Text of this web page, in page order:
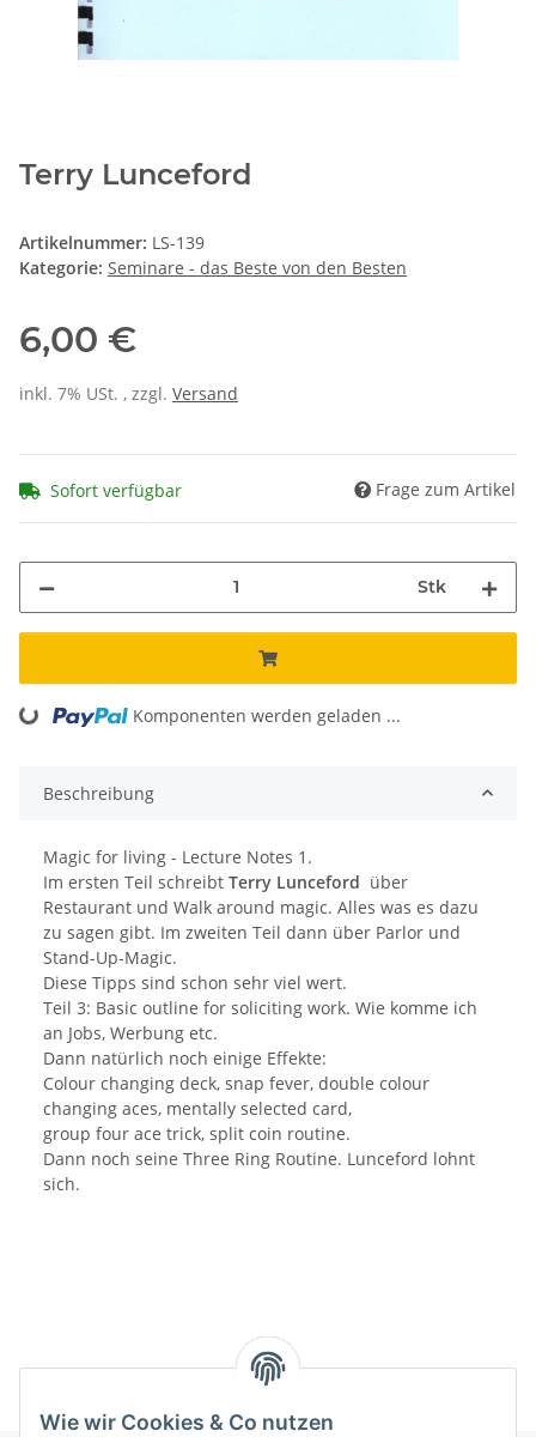
Wie wir Cookies & Co nutzen
Terry Lunceford
Artikelnummer: LS-139
Kategorie: Seminare - das Beste von den Besten
6,00 €
inkl. 7% USt. , zzgl. Versand
Sofort verfügbar Frage zum Artikel
Stk
Loading... Komponenten werden geladen ...
Beschreibung
Magic for living - Lecture Notes 1.
Im ersten Teil schreibt Terry Lunceford über
Restaurant und Walk around magic. Alles was es dazu
zu sagen gibt. Im zweiten Teil dann über Parlor und
Stand-Up-Magic.
Diese Tipps sind schon sehr viel wert.
Teil 3: Basic outline for soliciting work. Wie komme ich
an Jobs, Werbung etc.
Dann natürlich noch einige Effekte:
Colour changing deck, snap fever, double colour
changing aces, mentally selected card,
group four ace trick, split coin routine.
Dann noch seine Three Ring Routine. Lunceford lohnt
sich.